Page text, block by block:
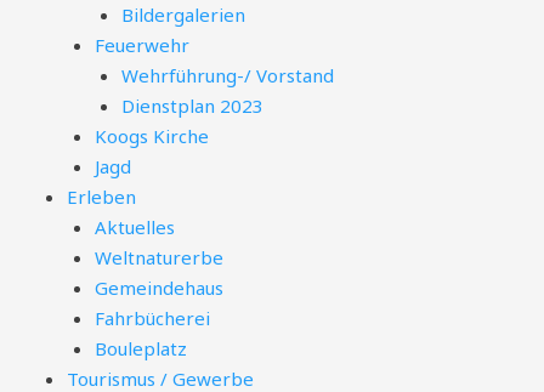
Bildergalerien
Feuerwehr
Wehrführung-/ Vorstand
Dienstplan 2023
Koogs Kirche
Jagd
Erleben
Aktuelles
Weltnaturerbe
Gemeindehaus
Fahrbücherei
Bouleplatz
Tourismus / Gewerbe